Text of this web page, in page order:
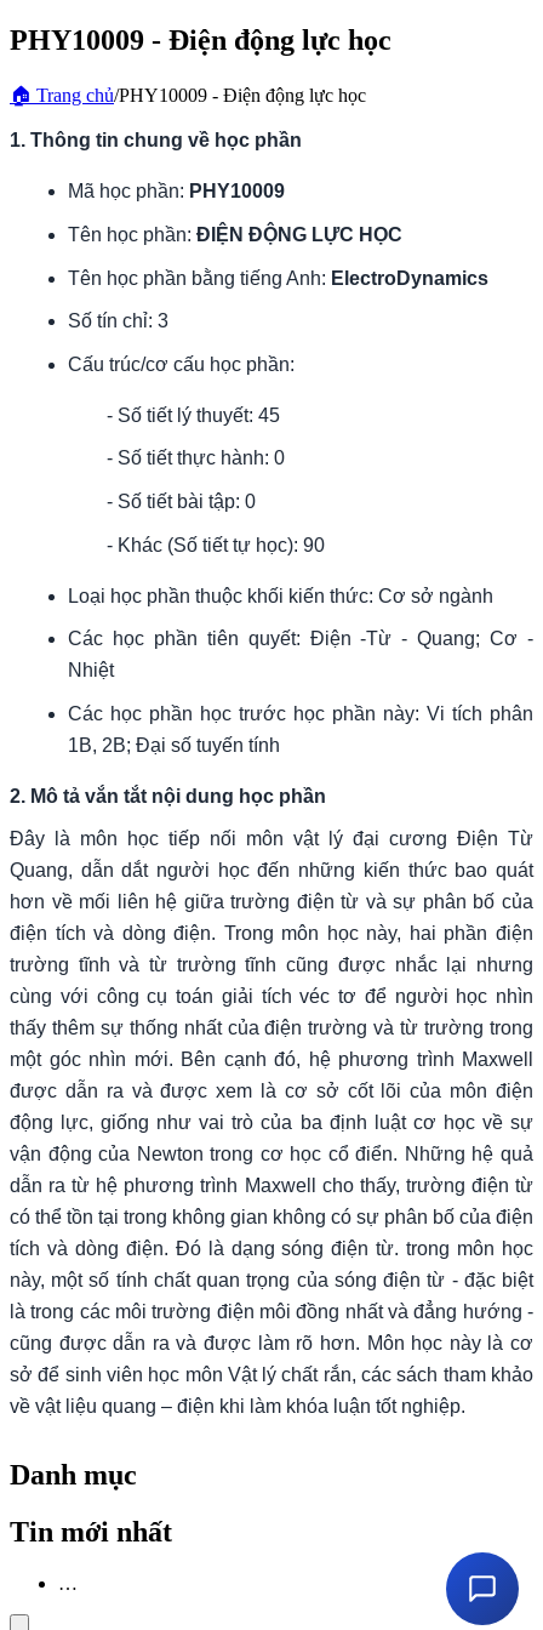
PHY10009 - Điện động lực học
🏠 Trang chủ/PHY10009 - Điện động lực học
1. Thông tin chung về học phần
Mã học phần: PHY10009
Tên học phần: ĐIỆN ĐỘNG LỰC HỌC
Tên học phần bằng tiếng Anh: ElectroDynamics
Số tín chỉ: 3
Cấu trúc/cơ cấu học phần:
- Số tiết lý thuyết: 45
- Số tiết thực hành: 0
- Số tiết bài tập: 0
- Khác (Số tiết tự học): 90
Loại học phần thuộc khối kiến thức: Cơ sở ngành
Các học phần tiên quyết: Điện -Từ - Quang; Cơ -
Nhiệt
Các học phần học trước học phần này: Vi tích phân
1B, 2B; Đại số tuyến tính
2. Mô tả vắn tắt nội dung học phần
Đây là môn học tiếp nối môn vật lý đại cương Điện Từ
Quang, dẫn dắt người học đến những kiến thức bao quát
hơn về mối liên hệ giữa trường điện từ và sự phân bố của
điện tích và dòng điện. Trong môn học này, hai phần điện
trường tĩnh và từ trường tĩnh cũng được nhắc lại nhưng
cùng với công cụ toán giải tích véc tơ để người học nhìn
thấy thêm sự thống nhất của điện trường và từ trường trong
một góc nhìn mới. Bên cạnh đó, hệ phương trình Maxwell
được dẫn ra và được xem là cơ sở cốt lõi của môn điện
động lực, giống như vai trò của ba định luật cơ học về sự
vận động của Newton trong cơ học cổ điển. Những hệ quả
dẫn ra từ hệ phương trình Maxwell cho thấy, trường điện từ
có thể tồn tại trong không gian không có sự phân bố của điện
tích và dòng điện. Đó là dạng sóng điện từ. trong môn học
này, một số tính chất quan trọng của sóng điện từ - đặc biệt
là trong các môi trường điện môi đồng nhất và đẳng hướng -
cũng được dẫn ra và được làm rõ hơn. Môn học này là cơ
sở để sinh viên học môn Vật lý chất rắn, các sách tham khảo
về vật liệu quang – điện khi làm khóa luận tốt nghiệp.
Danh mục
Tin mới nhất
…